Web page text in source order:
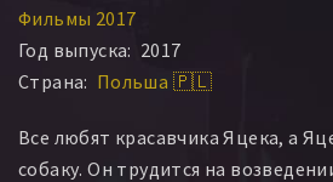
Фильмы 2017
Год выпуска: 2017
Страна: Польша 🇵🇱
Все любят красавчика Яцека, а
собаку. Он трудится на